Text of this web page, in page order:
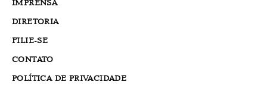
IMPRENSA
DIRETORIA
FILIE-SE
CONTATO
POLÍTICA DE PRIVACIDADE